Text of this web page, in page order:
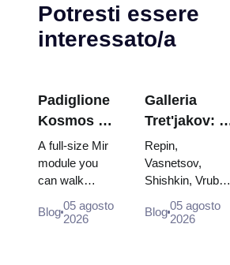
Potresti essere
interessato/a
Padiglione
Kosmos a
VDNKh:
all'interno
della più
grande
esposizione
A full-size Mir
module you
can walk
Energia–Buran
Blog05 agosto
2026
Galleria
Tret'jakov: I
capolavori da
programmare
la visita
Repin,
Vasnetsov,
Shishkin, Vrubel,
Surikov — the
Blog05 agosto
2026